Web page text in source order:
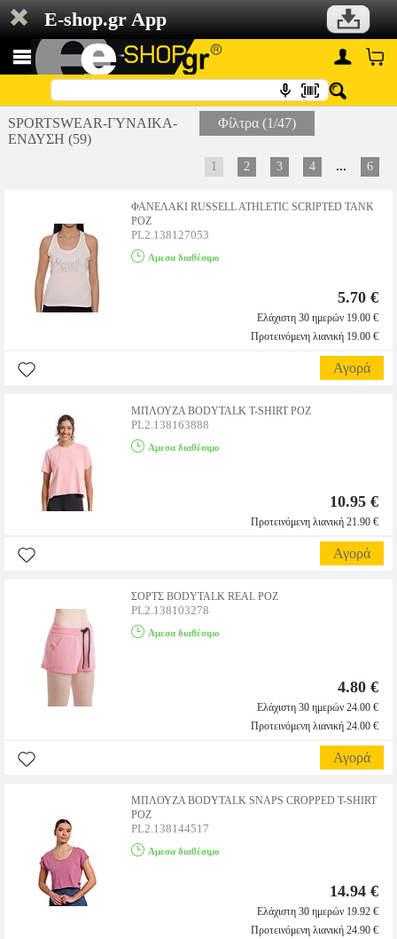
E-shop.gr App
SPORTSWEAR-ΓΥΝΑΙΚΑ-
ΕΝΔΥΣΗ (59)
Φίλτρα (1/47)
1 2 3 4 ... 6
ΦΑΝΕΛΑΚΙ RUSSELL ATHLETIC SCRIPTED TANK
ΡΟΖ
PL2.138127053
Αμεσα διαθέσιμο
5.70 €
Ελάχιστη 30 ημερών 19.00 €
Προτεινόμενη λιανική 19.00 €
Αγορά
ΜΠΛΟΥΖΑ BODYTALK T-SHIRT ΡΟΖ
PL2.138163888
Αμεσα διαθέσιμο
10.95 €
Προτεινόμενη λιανική 21.90 €
Αγορά
ΣΟΡΤΣ BODYTALK REAL ΡΟΖ
PL2.138103278
Αμεσα διαθέσιμο
4.80 €
Ελάχιστη 30 ημερών 24.00 €
Προτεινόμενη λιανική 24.00 €
Αγορά
ΜΠΛΟΥΖΑ BODYTALK SNAPS CROPPED T-SHIRT
ΡΟΖ
PL2.138144517
Αμεσα διαθέσιμο
14.94 €
Ελάχιστη 30 ημερών 19.92 €
Προτεινόμενη λιανική 24.90 €